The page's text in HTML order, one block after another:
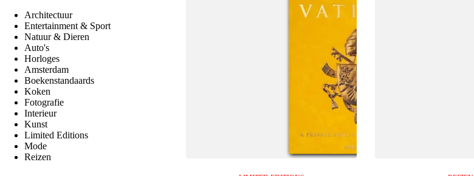
Architectuur
Entertainment & Sport
Natuur & Dieren
Auto's
Horloges
Amsterdam
Boekenstandaards
Koken
Fotografie
Interieur
Kunst
Limited Editions
Mode
Reizen